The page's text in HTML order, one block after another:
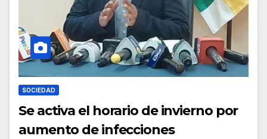
SOCIEDAD
Se activa el horario de invierno por
aumento de infecciones